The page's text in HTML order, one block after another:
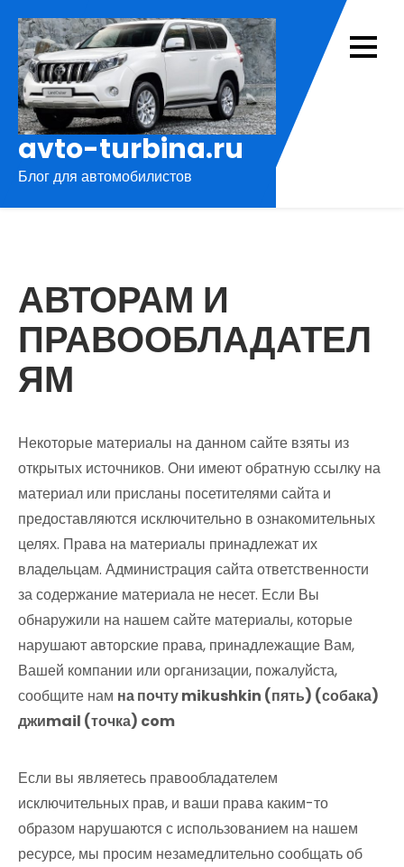
содержимому
avto-turbina.ru
Блог для автомобилистов
АВТОРАМ И
ПРАВООБЛАДАТЕЛ
ЯМ
Некоторые материалы на данном сайте взяты из
открытых источников. Они имеют обратную ссылку на
материал или присланы посетителями сайта и
предоставляются исключительно в ознакомительных
целях. Права на материалы принадлежат их
владельцам. Администрация сайта ответственности
за содержание материала не несет. Если Вы
обнаружили на нашем сайте материалы, которые
нарушают авторские права, принадлежащие Вам,
Вашей компании или организации, пожалуйста,
сообщите нам на почту mikushkin (пять) (собака)
джиmail (точка) com
Если вы являетесь правообладателем
исключительных прав, и ваши права каким-то
образом нарушаются с использованием на нашем
ресурсе, мы просим незамедлительно сообщать об